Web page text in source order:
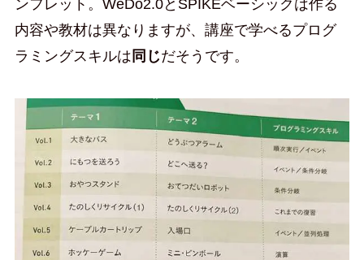
ンフレット。WeDo2.0とSPIKEベーシックは作る
内容や教材は異なりますが、講座で学べるプログ
ラミングスキルは 同じだそうです。